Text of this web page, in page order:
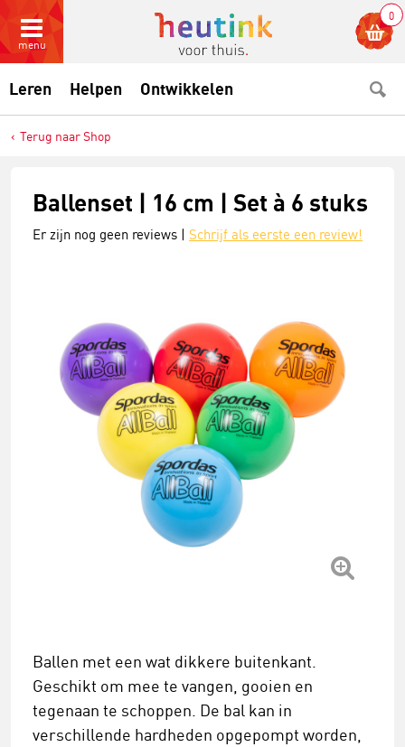
menu
0
Leren Helpen Ontwikkelen
Terug naar Shop
Ballenset | 16 cm | Set à 6 stuks
Er zijn nog geen reviews | Schrijf als eerste een review!
Ballen met een wat dikkere buitenkant.
Geschikt om mee te vangen, gooien en
tegenaan te schoppen. De bal kan in
verschillende hardheden opgepompt worden,